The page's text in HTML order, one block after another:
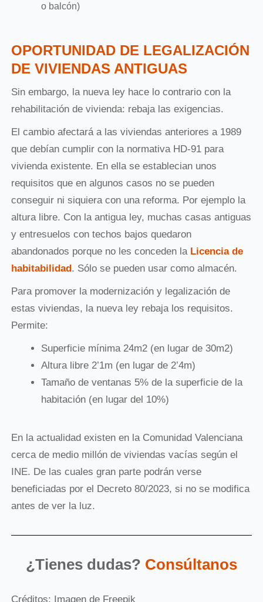
o balcón)
OPORTUNIDAD DE LEGALIZACIÓN
DE VIVIENDAS ANTIGUAS
Sin embargo, la nueva ley hace lo contrario con la
rehabilitación de vivienda: rebaja las exigencias.
El cambio afectará a las viviendas anteriores a 1989
que debían cumplir con la normativa HD-91 para
vivienda existente. En ella se establecian unos
requisitos que en algunos casos no se pueden
conseguir ni siquiera con una reforma. Por ejemplo la
altura libre. Con la antigua ley, muchas casas antiguas
y entresuelos con techos bajos quedaron
abandonados porque no les conceden la Licencia de
habitabilidad . Sólo se pueden usar como almacén.
Para promover la modernización y legalización de
estas viviendas, la nueva ley rebaja los requisitos.
Permite:
Superficie mínima 24m2 (en lugar de 30m2)
Altura libre 2’1m (en lugar de 2’4m)
Tamaño de ventanas 5% de la superficie de la
habitación (en lugar del 10%)
En la actualidad existen en la Comunidad Valenciana
cerca de medio millón de viviendas vacías según el
INE. De las cuales gran parte podrán verse
beneficiadas por el Decreto 80/2023, si no se modifica
antes de ver la luz.
¿Tienes dudas? Consúltanos
Créditos: Imagen de Freepik